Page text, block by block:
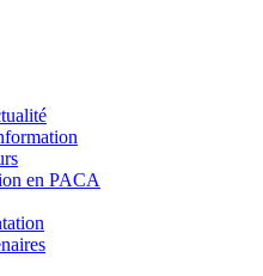
en PACA